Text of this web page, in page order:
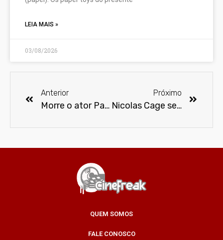
LEIA MAIS »
03/08/2026
Anterior
Morre o ator Paulo César Pereio aos 83 anos
Próximo
Nicolas Cage será o Homem-Aranha Noir em série do Prime Vídeo
QUEM SOMOS
FALE CONOSCO